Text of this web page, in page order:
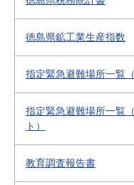
徳島県鉱工業生産指数
指定緊急避難場所一覧
指定緊急避難場所一覧
ト）
教育調査報告書